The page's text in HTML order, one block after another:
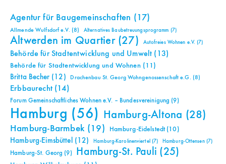
Agentur für Baugemeinschaften (17)
Allmende Wulfsdorf e.V. (8) Alternatives Baubetreuungsprogramm (7)
Altwerden im Quartier(27) Autofreies Wohnen e.V. (7)
Behörde für Stadtentwicklung und Umwelt (13)
Behörde für Stadtentwicklung und Wohnen(11)
Britta Becher(12) Drachenbau St. Georg Wohngenossenschaft e.G. (8)
Erbbaurecht(14)
Forum Gemeinschaftliches Wohnen e.V. – Bundesvereinigung (9)
Hamburg (56) Hamburg-Altona (28)
Hamburg-Barmbek (19) Hamburg-Eidelstedt(10)
Hamburg-Eimsbüttel (12) Hamburg-Karolinenviertel (7) Hamburg-Ottensen(7)
Hamburg-St. Georg (9) Hamburg-St. Pauli (25)